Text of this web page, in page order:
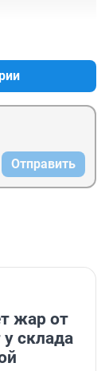
Отправить
жар от
у склада